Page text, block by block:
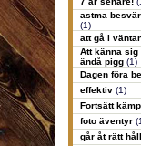
astma
(1)
att gå i
Att känna sig
ändå pigg (1)
Dagen föra
effektiv (1)
Fortsätt
foto äventyr
går åt rätt